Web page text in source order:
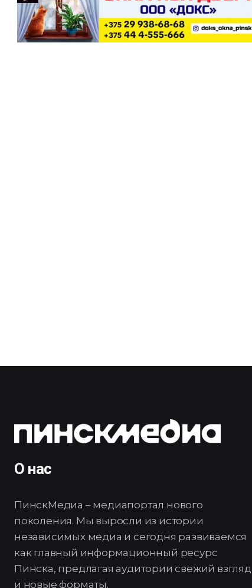
О нас
ПинскМедиа – медиапортал нового
поколения. Мы выросли из истории
независимых медиа и сегодня развиваемся
как главный информационный ресурс
Пинска, предлагая аудитории свежий взгляд
и новые форматы.